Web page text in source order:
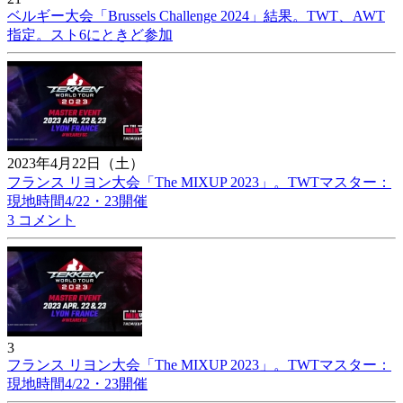
ベルギー大会「Brussels Challenge 2024」結果。TWT、AWT
指定。スト6にときど参加
2023年4月22日（土）
フランス リヨン大会「The MIXUP 2023」。TWTマスター：
現地時間4/22・23開催
3 コメント
3
フランス リヨン大会「The MIXUP 2023」。TWTマスター：
現地時間4/22・23開催